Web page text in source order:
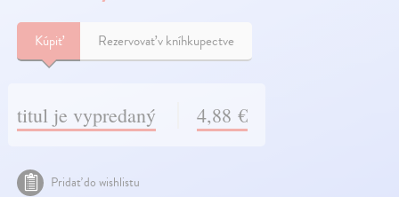
Kúpiť Rezervovať v kníhkupectve
titul je vypredaný 4,88 €
Pridať do wishlistu